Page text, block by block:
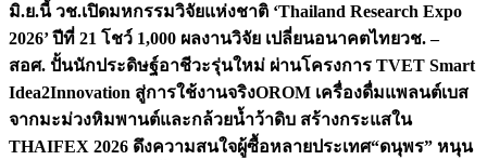
มิ.ย.นี้ วช.เปิดมหกรรมวิจัยแห่งชาติ ‘Thailand Research Expo
2026’ ปีที่ 21 โชว์ 1,000 ผลงานวิจัย เปลี่ยนอนาคตไทยวช. –
สอศ. ปั้นนักประดิษฐ์อาชีวะรุ่นใหม่ ผ่านโครงการ TVET Smart
Idea2Innovation สู่การใช้งานจริงOROM เครื่องดื่มแพลนต์เบส
จากมะม่วงหิมพานต์และกล้วยน้ำว้าดิบ สร้างกระแสใน
THAIFEX 2026 ดึงความสนใจผู้ซื้อหลายประเทศ“ดนุพร” หนุน